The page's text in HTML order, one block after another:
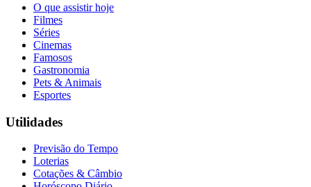
Cruzeiro
O que assistir hoje
Filmes
Séries
Cinemas
Famosos
Gastronomia
Pets & Animais
Esportes
Utilidades
Previsão do Tempo
Loterias
Cotações & Câmbio